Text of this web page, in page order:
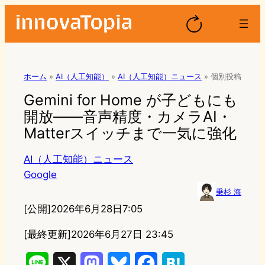
ホーム » AI（人工知能） » AI（人工知能）ニュース » 個別投稿
Gemini for Home が子どもにも
開放——音声精度・カメラAI・
Matterスイッチまで一気に強化
AI（人工知能）ニュース
Google
乗杉 海
[公開]2026年6月28日7:05
[最終更新]2026年6月27日 23:45